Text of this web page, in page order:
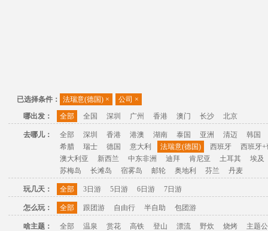
已选择条件： 法瑞意(德国) × 公司 ×
哪出发：
全部 全国 深圳 广州 香港 澳门 长沙 北京
去哪儿： 全部 深圳 香港 港澳 湖南 泰国 亚洲 清迈
韩国
希腊
瑞士 德国 意大利 法瑞意(德国) 西班牙
西班牙+
澳大利亚
新西兰 中东非洲 迪拜 肯尼亚 土耳其
埃及
苏梅岛
长滩岛 宿雾岛 邮轮 奥地利 芬兰 丹麦
玩几天： 全部 3日游 5日游 6日游 7日游
怎么玩： 全部 跟团游 自由行 半自助 包团游
啥主题： 全部 温泉 赏花 高铁 登山 漂流 野炊 烧烤 主题